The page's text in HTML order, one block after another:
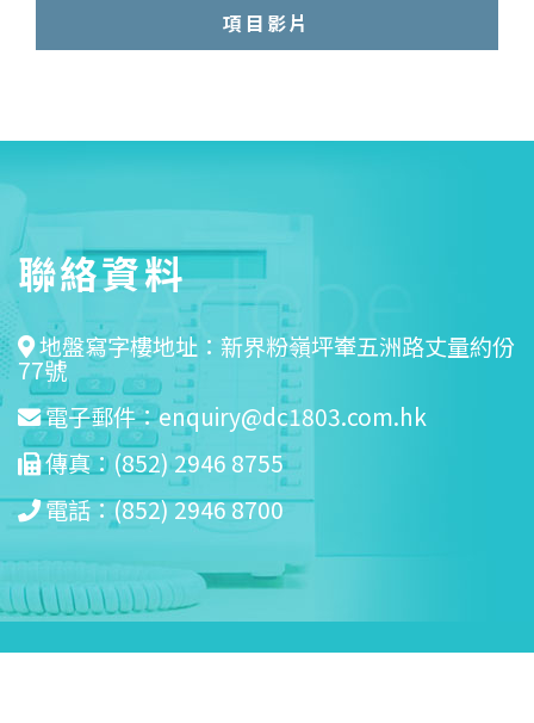
項目影片
聯絡資料
地盤寫字樓地址：新界粉嶺坪輋五洲路丈量約份
77號
電子郵件：enquiry@dc1803.com.hk
傳真：(852) 2946 8755
電話：(852) 2946 8700